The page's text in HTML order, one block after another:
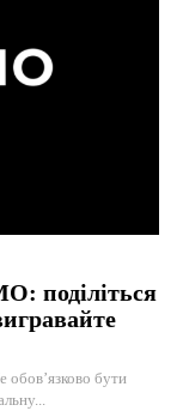
поділіться
обов’язково бути